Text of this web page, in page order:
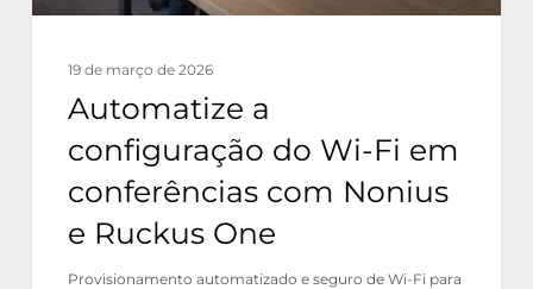
com
Ruckus
One
19 de março de 2026
Automatize a
configuração do Wi-Fi em
conferências com Nonius
e Ruckus One
Provisionamento automatizado e seguro de Wi-Fi para